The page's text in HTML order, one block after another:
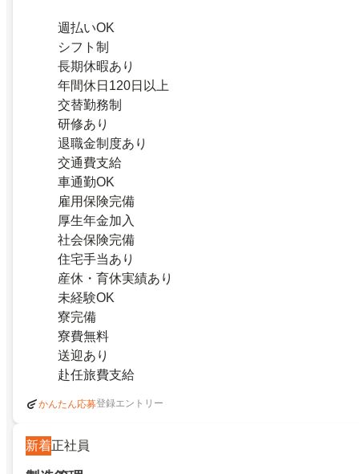
週払いOK
シフト制
長期休暇あり
年間休日120日以上
交替勤務制
研修あり
退職金制度あり
交通費支給
車通勤OK
雇用保険完備
厚生年金加入
社会保険完備
住宅手当あり
産休・育休実績あり
未経験OK
寮完備
寮費無料
送迎あり
赴任旅費支給
かんたん応募登録エントリー
新着正社員